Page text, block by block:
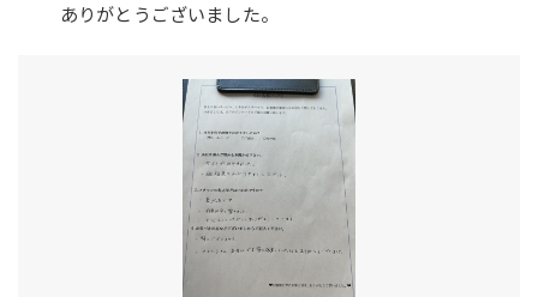
ありがとうございました。